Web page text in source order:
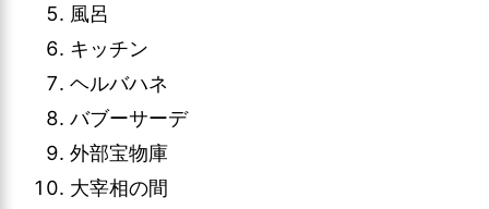
風呂
キッチン
ヘルバハネ
バブーサーデ
外部宝物庫
大宰相の間